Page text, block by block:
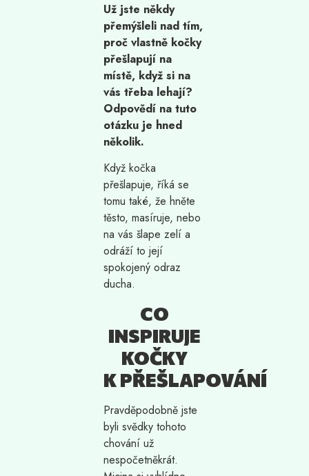
Už jste někdy
přemýšleli nad tím,
proč vlastně kočky
přešlapují na
místě, když si na
vás třeba lehají?
Odpovědí na tuto
otázku je hned
několik.
Když kočka
přešlapuje, říká se
tomu také, že hněte
těsto, masíruje, nebo
na vás šlape zelí a
odráží to její
spokojený odraz
ducha.
CO
INSPIRUJE
KOČKY
K PŘEŠLAPOVÁNÍ
Pravděpodobně jste
byli svědky tohoto
chování už
nespočetněkrát.